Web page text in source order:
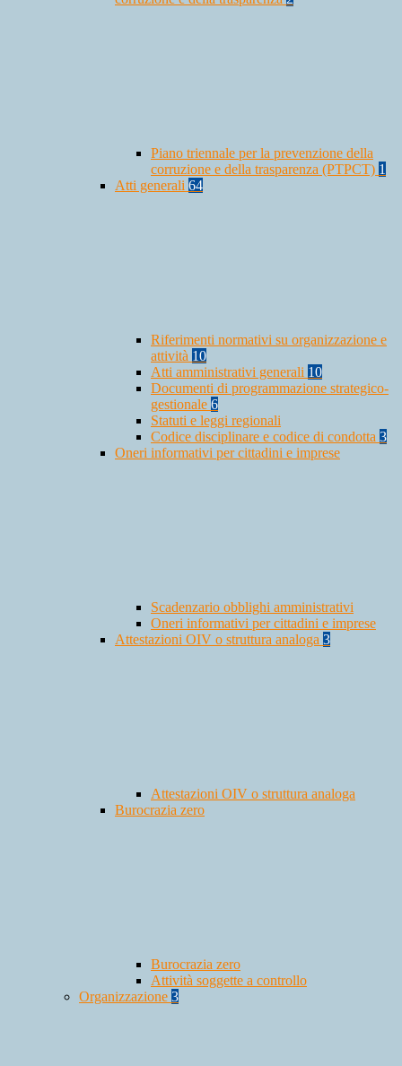
Piano triennale per la prevenzione della
corruzione e della trasparenza (PTPCT) 1
Atti generali 64
Riferimenti normativi su organizzazione e
attività 10
Atti amministrativi generali 10
Documenti di programmazione strategico-
gestionale 6
Statuti e leggi regionali
Codice disciplinare e codice di condotta 3
Oneri informativi per cittadini e imprese
Scadenzario obblighi amministrativi
Oneri informativi per cittadini e imprese
Attestazioni OIV o struttura analoga 3
Attestazioni OIV o struttura analoga
Burocrazia zero
Burocrazia zero
Attività soggette a controllo
Organizzazione 3